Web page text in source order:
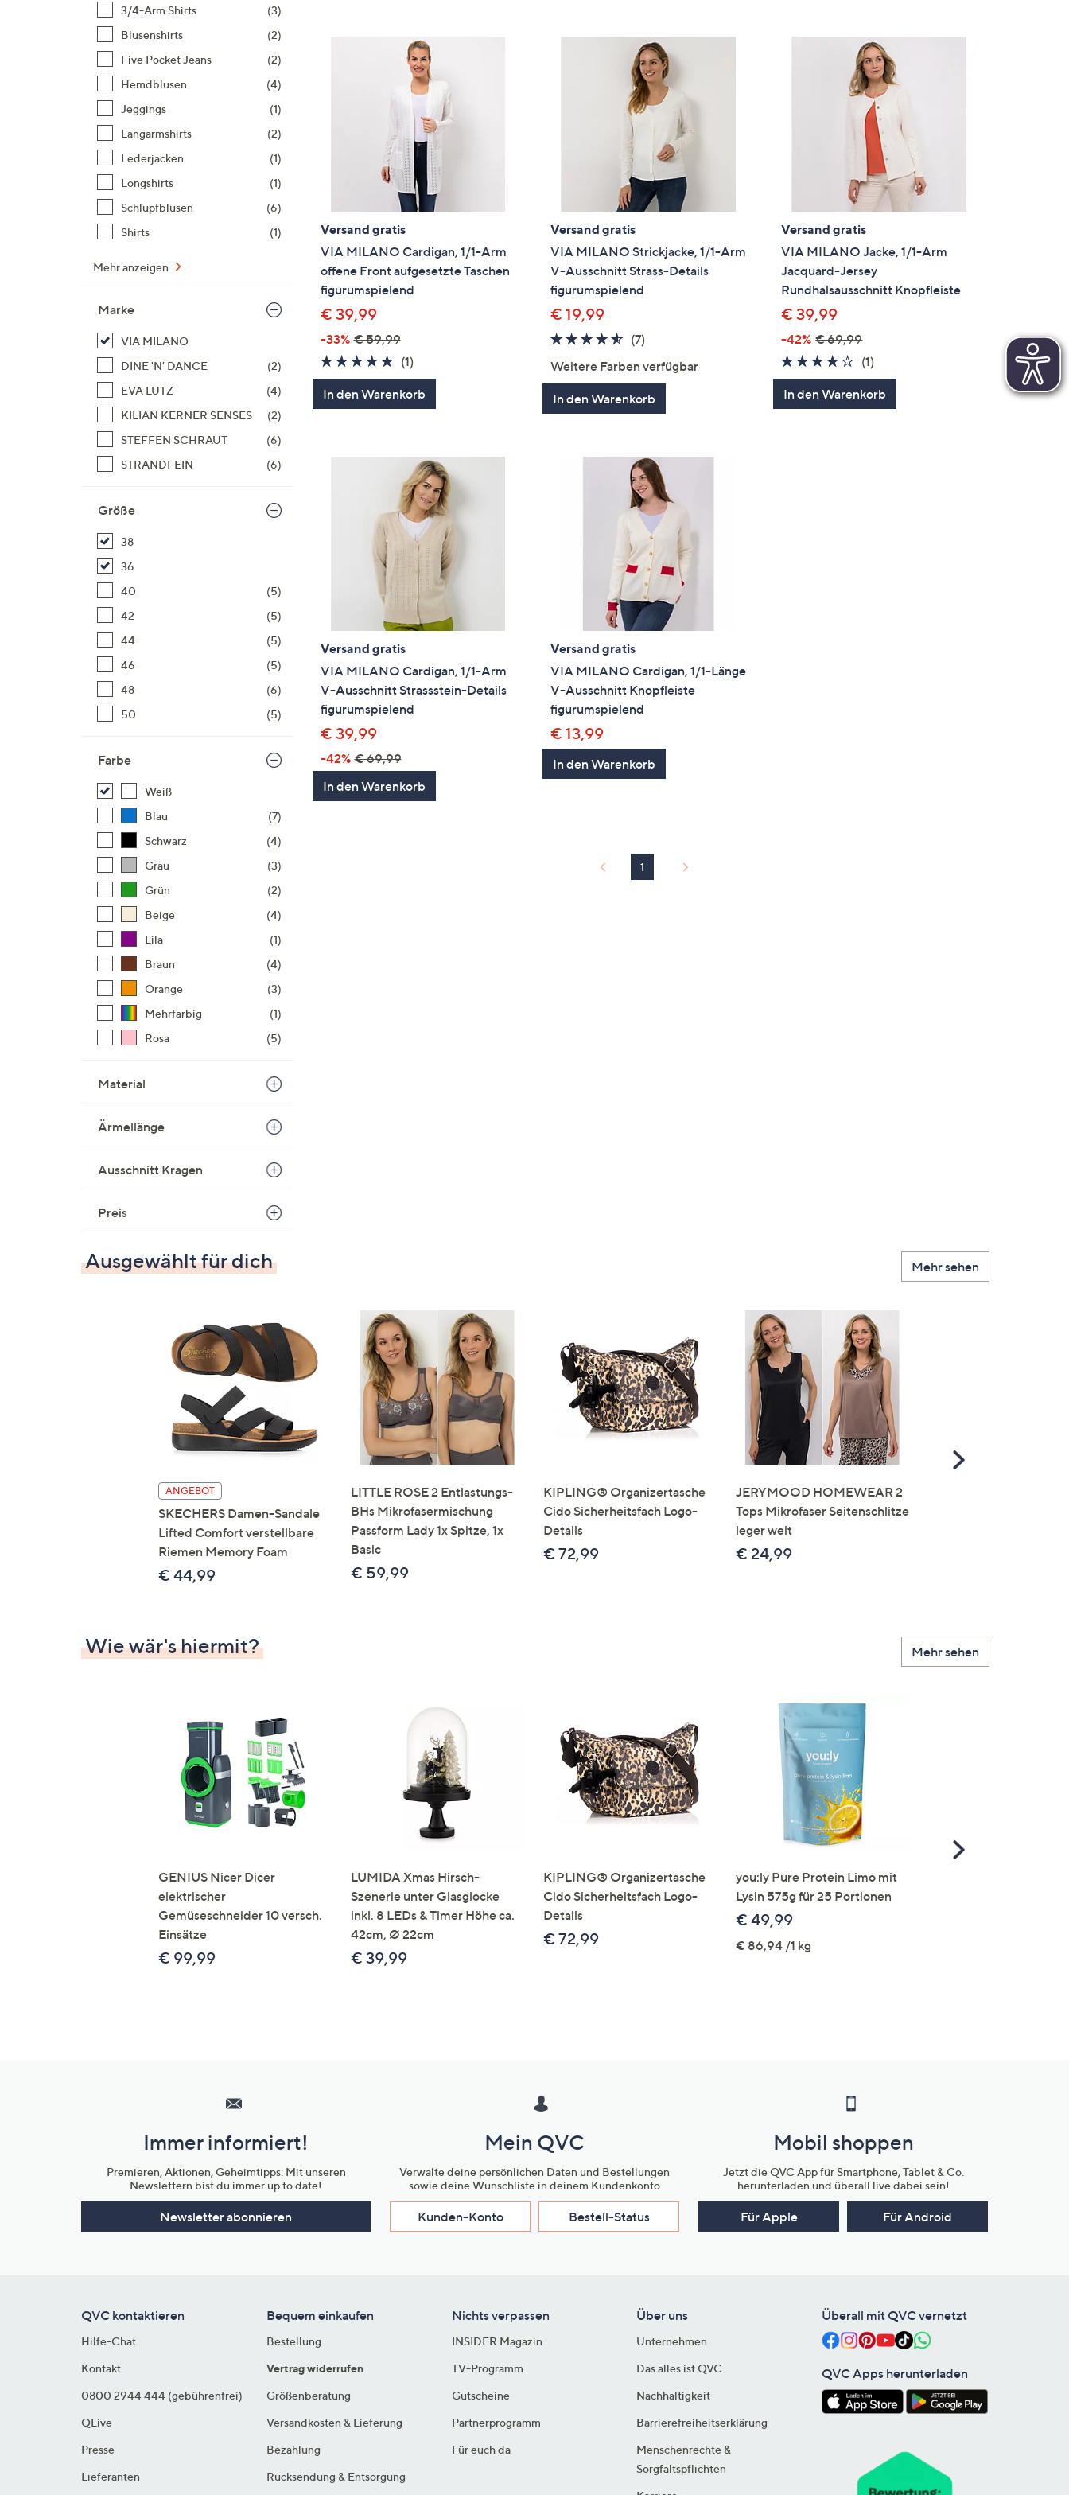
anzuzeigen.
3/4-Arm Shirts
(3)
Blusenshirts
(2)
Five Pocket Jeans
(2)
Hemdblusen
(4)
Jeggings
(1)
Langarmshirts
(2)
Lederjacken
(1)
Longshirts
(1)
Schlupfblusen
(6)
Shirts
(1)
Mehr anzeigen
Marke
VIA MILANO
DINE 'N' DANCE
(2)
EVA LUTZ
(4)
KILIAN KERNER SENSES
(2)
STEFFEN SCHRAUT
(6)
STRANDFEIN
(6)
Größe
38
36
40
(5)
42
(5)
44
(5)
46
(5)
48
(6)
50
(5)
Farbe
Weiß
Blau
(7)
Schwarz
(4)
Grau
(3)
Grün
(2)
Beige
(4)
Lila
(1)
Braun
(4)
Orange
(3)
Mehrfarbig
(1)
Rosa
(5)
Material
Ärmellänge
Ausschnitt Kragen
Preis
Versand gratis
VIA MILANO Cardigan, 1/1-Arm
offene Front aufgesetzte Taschen
figurumspielend
€ 39,99
-33% € 59,99
5.0
von
5
(1)1
Bewertungen
In den Warenkorb
Versand gratis
VIA MILANO Strickjacke, 1/1-Arm
V-Ausschnitt Strass-Details
figurumspielend
€ 19,99
4.4
5
(7)
Weitere Farben verfügbar
In den Warenkorb
Versand gratis
VIA MILANO Jacke, 1/1-Arm
Jacquard-Jersey
Rundhalsausschnitt Knopfleiste
€ 39,99
-42% € 69,99
4.0
von
5
(1)
Bewertungen
In den Warenkorb
Versand gratis
VIA MILANO Cardigan, 1/1-Arm
V-Ausschnitt Strassstein-Details
figurumspielend
€ 39,99
-42% € 69,99
In den Warenkorb
Versand gratis
VIA MILANO Cardigan, 1/1-Länge
V-Ausschnitt Knopfleiste
figurumspielend
€ 13,99
In den Warenkorb
1
Ausgewählt für dich Mehr sehen
ANGEBOT
SKECHERS Damen-Sandale
Lifted Comfort verstellbare
Riemen Memory Foam
€ 44,99
LITTLE ROSE 2 Entlastungs-
BHs Mikrofasermischung
Passform Lady 1x Spitze, 1x
Basic
€ 59,99
KIPLING® Organizertasche
Cido Sicherheitsfach Logo-
Details
€ 72,99
JERYMOOD HOMEWEAR 2
Tops Mikrofaser Seitenschlitze
leger weit
€ 24,99
Scroll
Wie wär's hiermit? Mehr sehen
GENIUS Nicer Dicer
elektrischer
Gemüseschneider 10 versch.
Einsätze
€ 99,99
LUMIDA Xmas Hirsch-
Szenerie unter Glasglocke
inkl. 8 LEDs & Timer Höhe ca.
42cm, Ø 22cm
€ 39,99
KIPLING® Organizertasche
Cido Sicherheitsfach Logo-
Details
€ 72,99
you:ly Pure Protein Limo mit
Lysin 575g für 25 Portionen
€ 49,99
€ 86,94 /1 kg
Scroll
Unternehmensinformationen
Immer informiert!
Premieren, Aktionen, Geheimtipps: Mit unseren
Newslettern bist du immer up to date!
Newsletter abonnieren
Mein QVC
Verwalte deine persönlichen Daten und Bestellungen
sowie deine Wunschliste in deinem Kundenkonto
Kunden-Konto Bestell-Status
Mobil shoppen
Jetzt die QVC App für Smartphone, Tablet & Co.
herunterladen und überall live dabei sein!
Für Apple Für Android
QVC kontaktieren
Hilfe-Chat
Kontakt
0800 2944 444 (gebührenfrei)
QLive
Presse
Lieferanten
Bequem einkaufen
Bestellung
Vertrag widerrufen
Größenberatung
Versandkosten & Lieferung
Bezahlung
Rücksendung & Entsorgung
Nichts verpassen
INSIDER Magazin
TV-Programm
Gutscheine
Partnerprogramm
Für euch da
Über uns
Unternehmen
Das alles ist QVC
Nachhaltigkeit
Barrierefreiheitserklärung
Menschenrechte &
Sorgfaltspflichten
Überall mit QVC vernetzt
QVC Apps herunterladen